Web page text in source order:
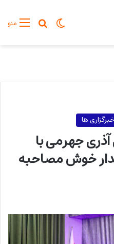
منوجستجو
تغییر پوسته
ها
جهرمی با
خوش مصاحبه